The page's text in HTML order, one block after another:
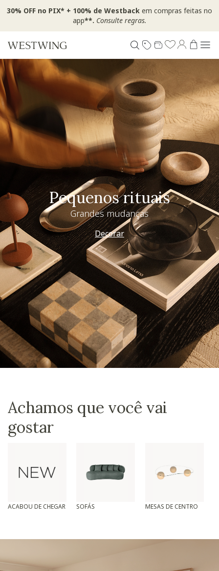
30% OFF no PIX* + 100% de Westback em compras feitas no
app**. Consulte regras.
Pequenos rituais
Grandes mudanças
Decorar
Achamos que você vai
gostar
ACABOU DE CHEGAR SOFÁS MESAS DE CENTRO